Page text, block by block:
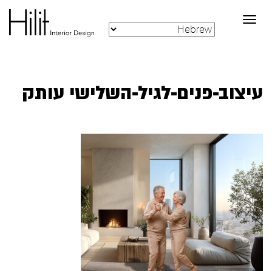
Toggle
navigation
‏‏עיצוב-פנים-לגיל-השלישי עותק